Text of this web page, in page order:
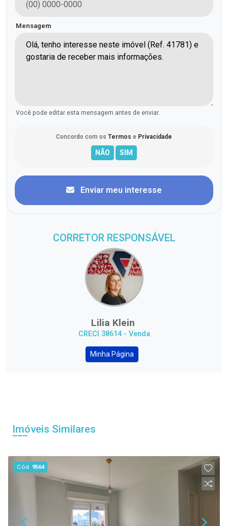
Mensagem
Você pode editar esta mensagem antes de enviar.
Concordo com os Termos e Privacidade
Enviar meu interesse
CORRETOR RESPONSÁVEL
Lilia Klein
CRECI 38614 - Venda
Minha Página
Imóveis Similares
Cód. 9564